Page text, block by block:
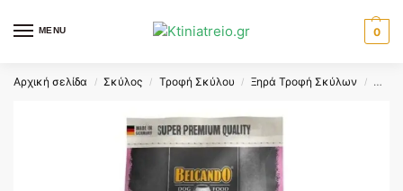
MENU 0
Αρχική σελίδα / Σκύλος / Τροφή Σκύλου / Ξηρά Τροφή Σκύλων /